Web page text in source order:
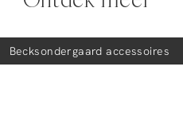
Becksondergaard accessoires